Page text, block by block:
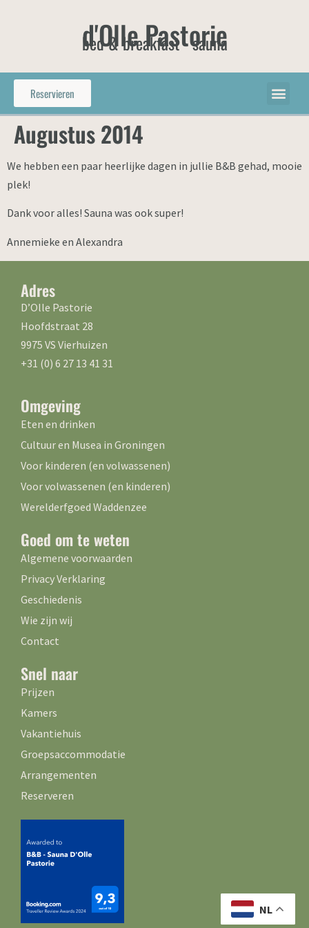
d'Olle Pastorie
bed & breakfast - sauna
Reservieren
Augustus 2014
We hebben een paar heerlijke dagen in jullie B&B gehad, mooie
plek!
Dank voor alles! Sauna was ook super!
Annemieke en Alexandra
Adres
D’Olle Pastorie
Hoofdstraat 28
9975 VS Vierhuizen
+31 (0) 6 27 13 41 31
Omgeving
Eten en drinken
Cultuur en Musea in Groningen
Voor kinderen (en volwassenen)
Voor volwassenen (en kinderen)
Werelderfgoed Waddenzee
Goed om te weten
Algemene voorwaarden
Privacy Verklaring
Geschiedenis
Wie zijn wij
Contact
Snel naar
Prijzen
Kamers
Vakantiehuis
Groepsaccommodatie
Arrangementen
Reserveren
NL